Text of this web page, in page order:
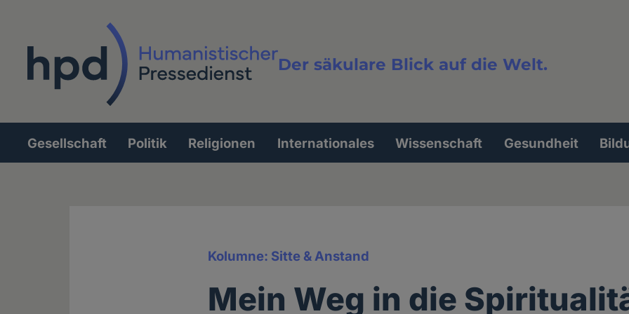
Der säkulare Blick auf die Welt.
Volltextsuche
Hauptnavigation
Gesellschaft Politik Religionen Internationales Wissenschaft Gesundheit
Kolumne: Sitte & Anstand
Mein Weg in die